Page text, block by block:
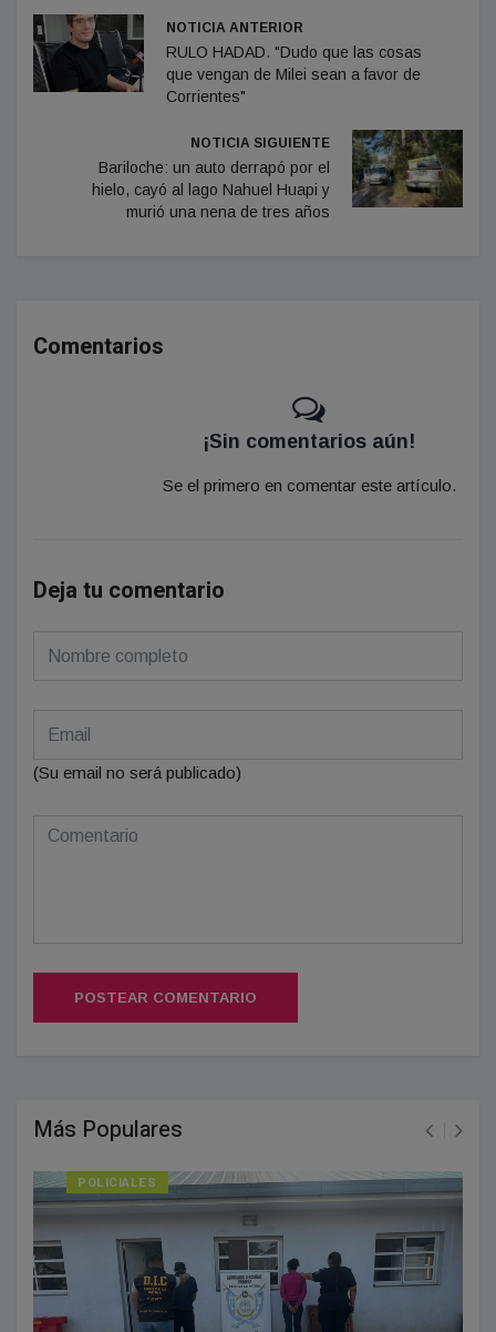
NOTICIA ANTERIOR
RULO HADAD. "Dudo que las cosas
que vengan de Milei sean a favor de
Corrientes"
NOTICIA SIGUIENTE
Bariloche: un auto derrapó por el
hielo, cayó al lago Nahuel Huapi y
murió una nena de tres años
Comentarios
¡Sin comentarios aún!
Se el primero en comentar este artículo.
Deja tu comentario
(Su email no será publicado)
POSTEAR COMENTARIO
Más Populares
POLICIALES